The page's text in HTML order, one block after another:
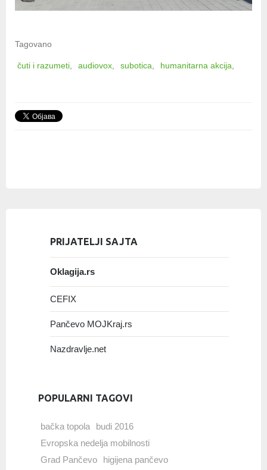
Tagovano
čuti i razumeti audiovox subotica humanitarna akcija
PRIJATELJI SAJTA
Oklagija.rs
CEFIX
Pančevo MOJKraj.rs
Nazdravlje.net
POPULARNI TAGOVI
bačka topola
budi 2016
Evropska nedelja mobilnosti
Grad Pančevo
higijena pančevo